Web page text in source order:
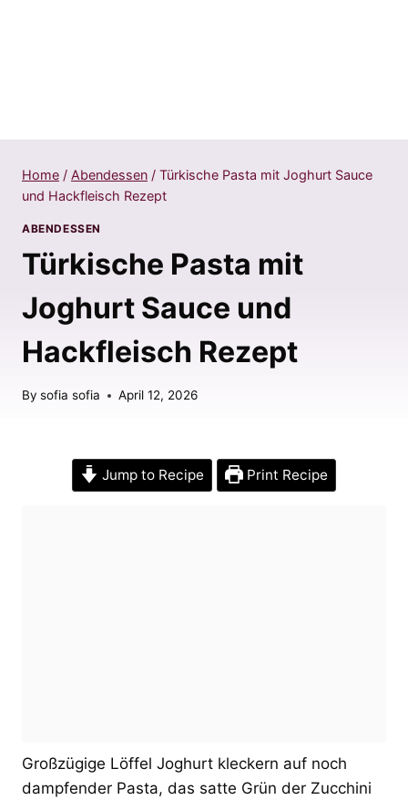
Home / Abendessen / Türkische Pasta mit Joghurt Sauce
und Hackfleisch Rezept
ABENDESSEN
Türkische Pasta mit
Joghurt Sauce und
Hackfleisch Rezept
By sofia sofia April 12, 2026
Jump to Recipe Print Recipe
Großzügige Löffel Joghurt kleckern auf noch
dampfender Pasta, das satte Grün der Zucchini